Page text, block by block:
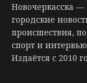
Новочеркасска —
городские
происшествия,
спорт и
Издаётся с 2010